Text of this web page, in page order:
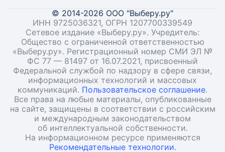
© 2014-2026 ООО "Выберу.ру"
ИНН 9725036321, ОГРН 1207700339549
Сетевое издание «Выберу.ру». Учредитель:
Общество с ограниченной ответственностью
«Выберу.ру». Регистрационный номер СМИ ЭЛ №
ФС 77 — 81497 от 16.07.2021, присвоенный
Федеральной службой по надзору в сфере связи,
информационных технологий и массовых
коммуникаций. Пользовательское соглашение.
Все права на любые материалы, опубликованные
на сайте, защищены в соответствии с российским
и международным законодательством
об интеллектуальной собственности.
На информационном ресурсе применяются
Рекомендательные технологии.